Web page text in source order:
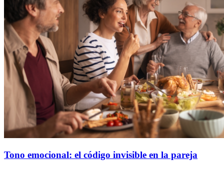
Tono emocional: el código invisible en la pareja